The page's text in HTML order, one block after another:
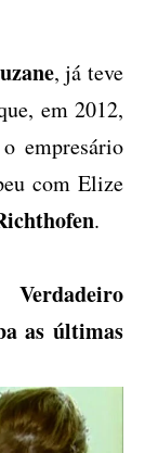
, já teve
em 2012,
empresário
com Elize
.
as últimas